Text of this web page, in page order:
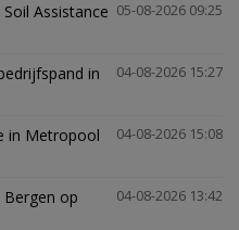
05-08-2026 09:25
Assistance
04-08-2026 15:27
in
04-08-2026 15:08
in Metropool
04-08-2026 13:42
Bergen op